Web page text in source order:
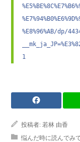
%E8%96%AB/dp/
1
投稿者: 若林 由香
悩んだ時に読んでみ